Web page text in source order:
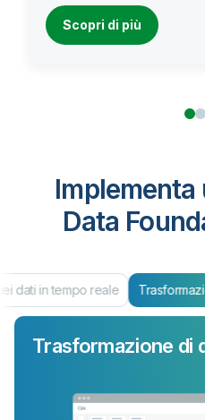
Scopri di più
Implementa
Data
dati in tempo reale
Trasformazione di